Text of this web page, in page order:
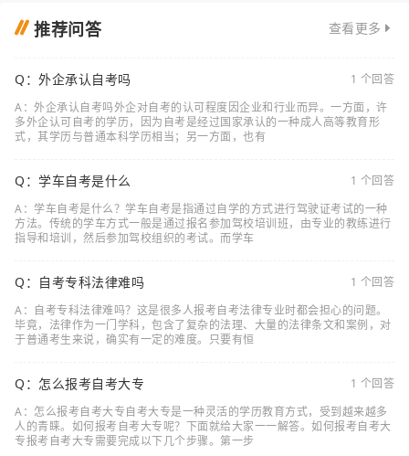
推荐问答 查看更多
Q：外企承认自考吗
1 个回答
A：外企承认自考吗外企对自考的认可程度因企业和行业而异。一方面，许
多外企认可自考的学历，因为自考是经过国家承认的一种成人高等教育形
式，其学历与普通本科学历相当；另一方面，也有
Q：学车自考是什么
1 个回答
A：学车自考是什么？学车自考是指通过自学的方式进行驾驶证考试的一种
方法。传统的学车方式一般是通过报名参加驾校培训班，由专业的教练进行
指导和培训，然后参加驾校组织的考试。而学车
Q：自考专科法律难吗
1 个回答
A：自考专科法律难吗？这是很多人报考自考法律专业时都会担心的问题。
毕竟，法律作为一门学科，包含了复杂的法理、大量的法律条文和案例，对
于普通考生来说，确实有一定的难度。只要有恒
Q：怎么报考自考大专
1 个回答
A：怎么报考自考大专自考大专是一种灵活的学历教育方式，受到越来越多
人的青睐。如何报考自考大专呢？下面就给大家一一解答。如何报考自考大
专报考自考大专需要完成以下几个步骤。第一步